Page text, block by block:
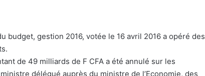
budget, gestion 2016, votée le 16 avril 2016 a opéré des
de 49 milliards de F CFA a été annulé sur les
délégué auprès du ministre de l’Economie, des